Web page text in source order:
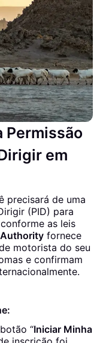
Permissão
em
precisará de uma
(PID) para
as leis
fornece
motorista do seu
e confirmam
“Iniciar Minha